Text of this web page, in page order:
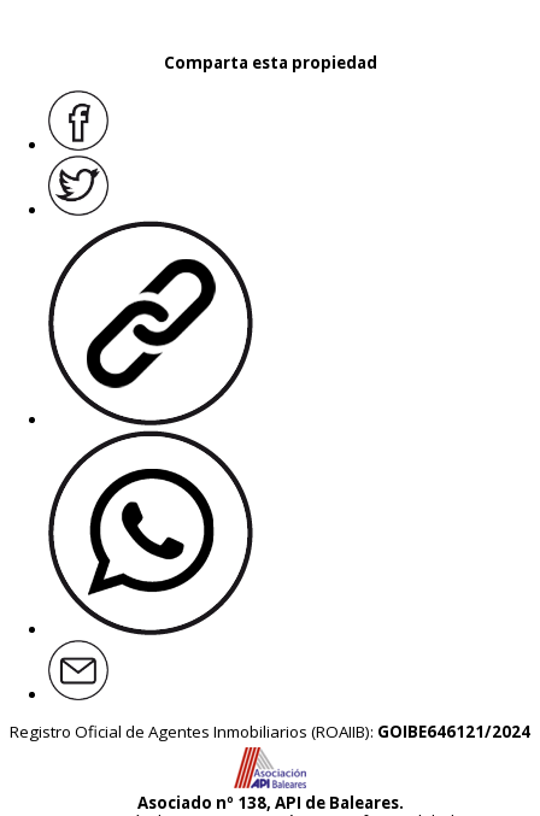
Comparta esta propiedad
Registro Oficial de Agentes Inmobiliarios (ROAIIB): GOIBE646121/2024
Asociado nº 138, API de Baleares.